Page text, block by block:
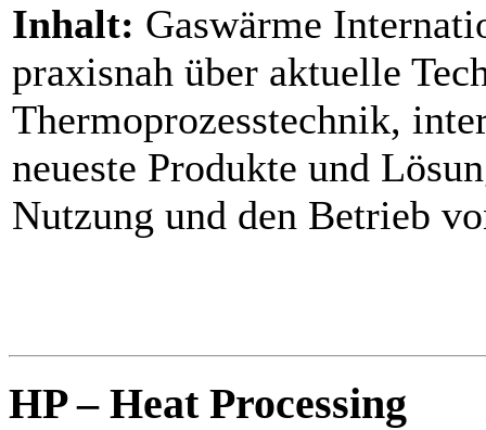
Inhalt: Gaswärme
praxisnah über aktuelle
Thermoprozesstechnik,
neueste Produkte und
Nutzung und den Betrieb
HP – Heat Processing